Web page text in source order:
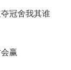
冠舍我其谁
赢